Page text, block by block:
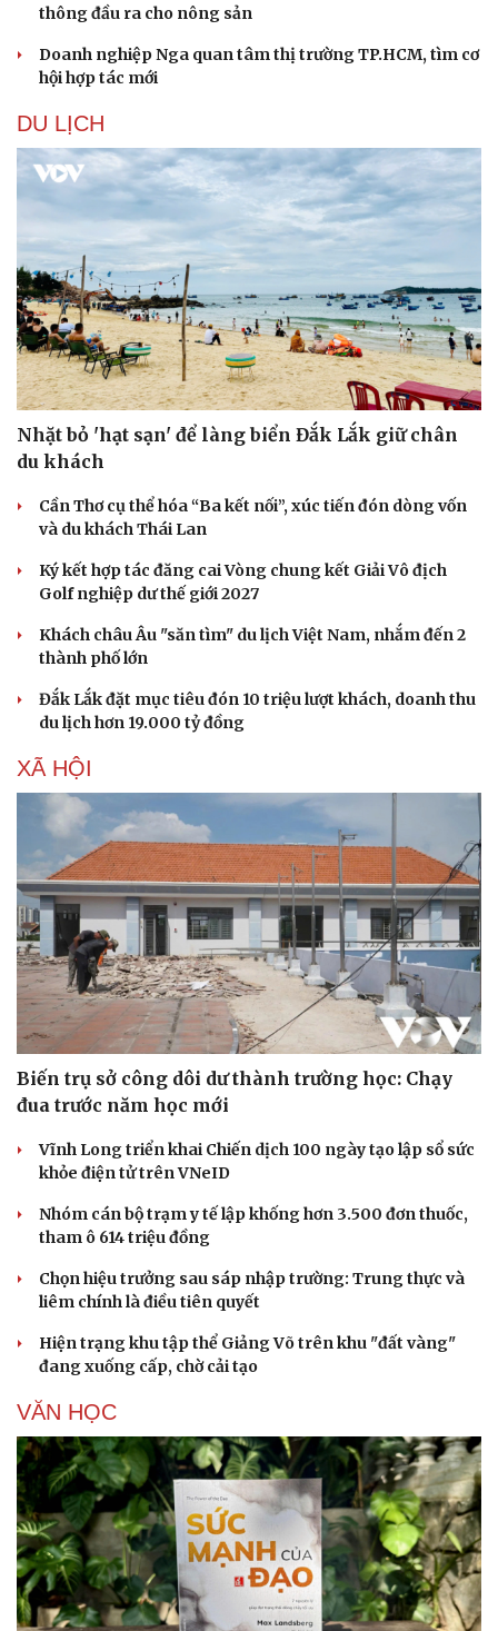
Thể thao
Bóng đá
Lịch thi đấu bóng đá
Thế giới thể thao
eSports
Hậu trường
Ô tô
Xe máy
Doanh nghiệp
Thông tin doanh nghiệp
Doanh nghiệp 24h
Doanh nhân
Công nghệ
Sành điệu
Tin Công nghệ
Trải nghiệm
thông đầu ra cho nông sản
Doanh nghiệp Nga quan tâm thị trường TP.HCM, tìm cơ
hội hợp tác mới
DU LỊCH
Nhặt bỏ 'hạt sạn' để làng biển Đắk Lắk giữ chân
du khách
Cần Thơ cụ thể hóa “Ba kết nối”, xúc tiến đón dòng vốn
và du khách Thái Lan
Ký kết hợp tác đăng cai Vòng chung kết Giải Vô địch
Golf nghiệp dư thế giới 2027
Khách châu Âu "săn tìm" du lịch Việt Nam, nhắm đến 2
thành phố lớn
Đắk Lắk đặt mục tiêu đón 10 triệu lượt khách, doanh thu
du lịch hơn 19.000 tỷ đồng
XÃ HỘI
Biến trụ sở công dôi dư thành trường học: Chạy
đua trước năm học mới
Vĩnh Long triển khai Chiến dịch 100 ngày tạo lập sổ sức
khỏe điện tử trên VNeID
Nhóm cán bộ trạm y tế lập khống hơn 3.500 đơn thuốc,
tham ô 614 triệu đồng
Chọn hiệu trưởng sau sáp nhập trường: Trung thực và
liêm chính là điều tiên quyết
Hiện trạng khu tập thể Giảng Võ trên khu "đất vàng"
đang xuống cấp, chờ cải tạo
VĂN HỌC